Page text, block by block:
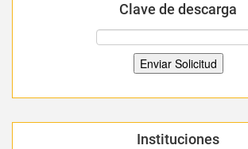
Clave de descarga
Instituciones